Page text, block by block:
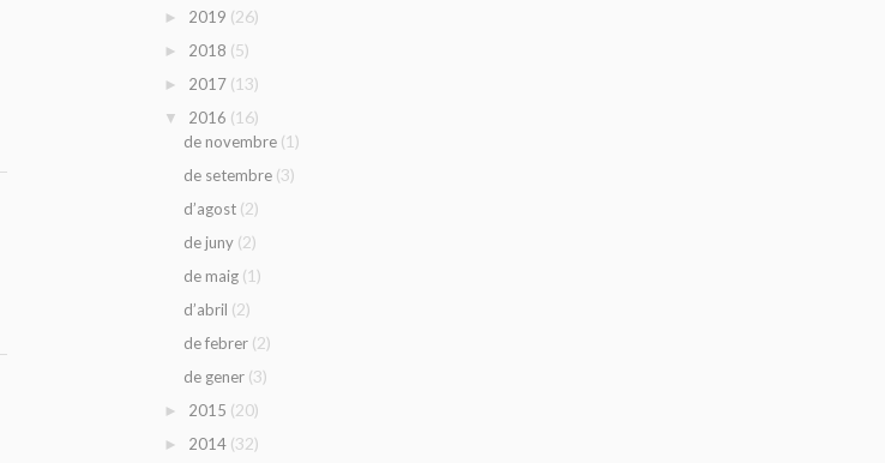
► 2019 (26)
► 2018 (5)
► 2017 (13)
▼ 2016 (16)
de novembre (1)
de setembre (3)
d’agost (2)
de juny (2)
de maig (1)
d’abril (2)
de febrer (2)
de gener (3)
► 2015 (20)
► 2014 (32)